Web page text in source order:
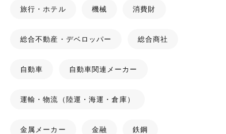
旅行・ホテル 機械 消費財
総合不動産・デベロッパー 総合商社
自動車 自動車関連メーカー
運輸・物流（陸運・海運・倉庫）
金属メーカー 金融 鉄鋼